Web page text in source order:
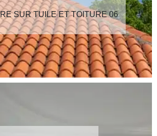
SUR TUILE ET TOITURE 06